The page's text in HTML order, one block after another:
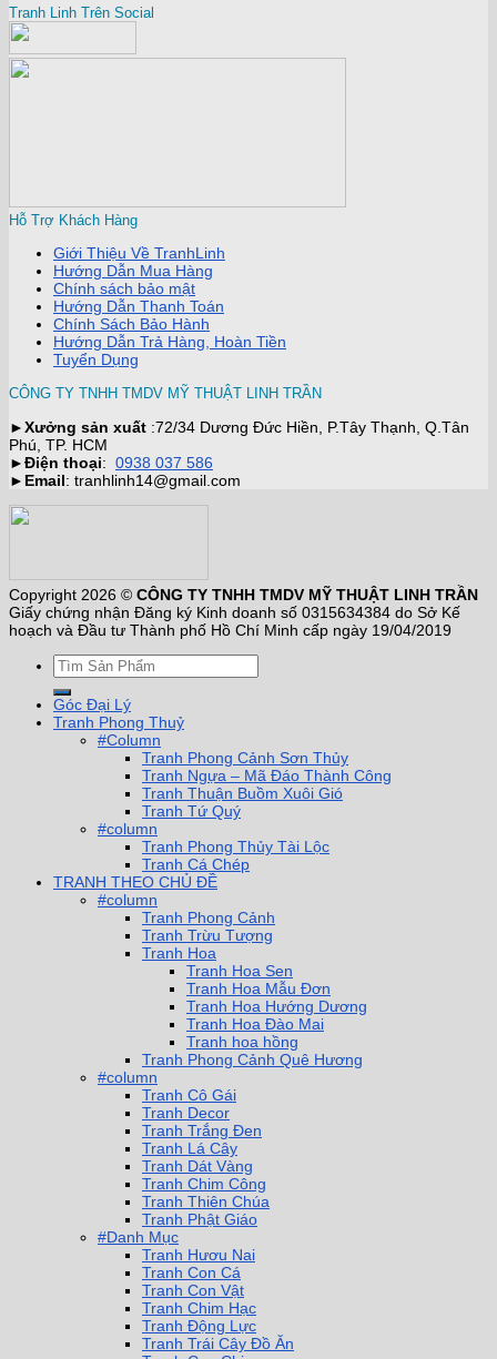
Tranh Linh Trên Social
Hỗ Trợ Khách Hàng
Giới Thiệu Về TranhLinh
Hướng Dẫn Mua Hàng
Chính sách bảo mật
Hướng Dẫn Thanh Toán
Chính Sách Bảo Hành
Hướng Dẫn Trả Hàng, Hoàn Tiền
Tuyển Dụng
CÔNG TY TNHH TMDV MỸ THUẬT LINH TRẦN
►Xưởng sản xuất :72/34 Dương Đức Hiền, P.Tây Thạnh, Q.Tân
Phú, TP. HCM
►Điện thoại: 0938 037 586
► Email: tranhlinh14@gmail.com
Copyright 2026 © CÔNG TY TNHH TMDV MỸ THUẬT LINH TRẦN
Giấy chứng nhận Đăng ký Kinh doanh số 0315634384 do Sở Kế
hoạch và Đầu tư Thành phố Hồ Chí Minh cấp ngày 19/04/2019
Góc Đại Lý
Tranh Phong Thuỷ
#Column
Tranh Phong Cảnh Sơn Thủy
Tranh Ngựa – Mã Đáo Thành Công
Tranh Thuận Buồm Xuôi Gió
Tranh Tứ Quý
#column
Tranh Phong Thủy Tài Lộc
Tranh Cá Chép
TRANH THEO CHỦ ĐỀ
#column
Tranh Phong Cảnh
Tranh Trừu Tượng
Tranh Hoa
Tranh Hoa Sen
Tranh Hoa Mẫu Đơn
Tranh Hoa Hướng Dương
Tranh Hoa Đào Mai
Tranh hoa hồng
Tranh Phong Cảnh Quê Hương
#column
Tranh Cô Gái
Tranh Decor
Tranh Trắng Đen
Tranh Lá Cây
Tranh Dát Vàng
Tranh Chim Công
Tranh Thiên Chúa
Tranh Phật Giáo
#Danh Mục
Tranh Hươu Nai
Tranh Con Cá
Tranh Con Vật
Tranh Chim Hạc
Tranh Động Lực
Tranh Trái Cây Đồ Ăn